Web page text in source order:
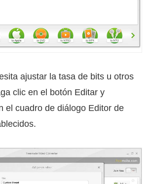
ajustar la tasa de bits u otros
clic en el botón Editar y
el cuadro de diálogo Editor de